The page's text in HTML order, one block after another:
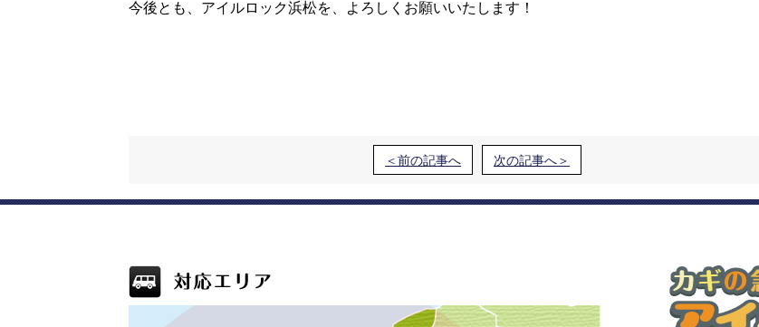
今後とも、アイルロック浜松を、よろしくお願いいたします！
＜前の記事へ 次の記事へ＞